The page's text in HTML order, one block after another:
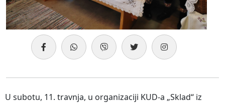
U subotu, 11. travnja, u organizaciji KUD-a „Sklad“ iz